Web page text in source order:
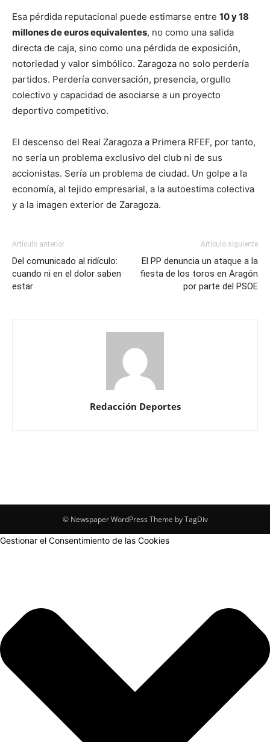
Esa pérdida reputacional puede estimarse entre 10 y 18
millones de euros equivalentes, no como una salida
directa de caja, sino como una pérdida de exposición,
notoriedad y valor simbólico. Zaragoza no solo perdería
partidos. Perdería conversación, presencia, orgullo
colectivo y capacidad de asociarse a un proyecto
deportivo competitivo.
El descenso del Real Zaragoza a Primera RFEF, por tanto,
no sería un problema exclusivo del club ni de sus
accionistas. Sería un problema de ciudad. Un golpe a la
economía, al tejido empresarial, a la autoestima colectiva
y a la imagen exterior de Zaragoza.
Artículo anterior
Del comunicado al ridículo:
cuando ni en el dolor saben
estar
Artículo siguiente
El PP denuncia un ataque a la
fiesta de los toros en Aragón
por parte del PSOE
Redacción Deportes
© Newspaper WordPress Theme by TagDiv
Gestionar el Consentimiento de las Cookies